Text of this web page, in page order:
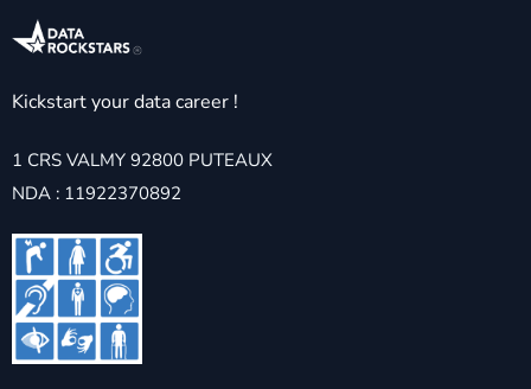
Kickstart your data career !
1 CRS VALMY 92800 PUTEAUX
NDA : 11922370892